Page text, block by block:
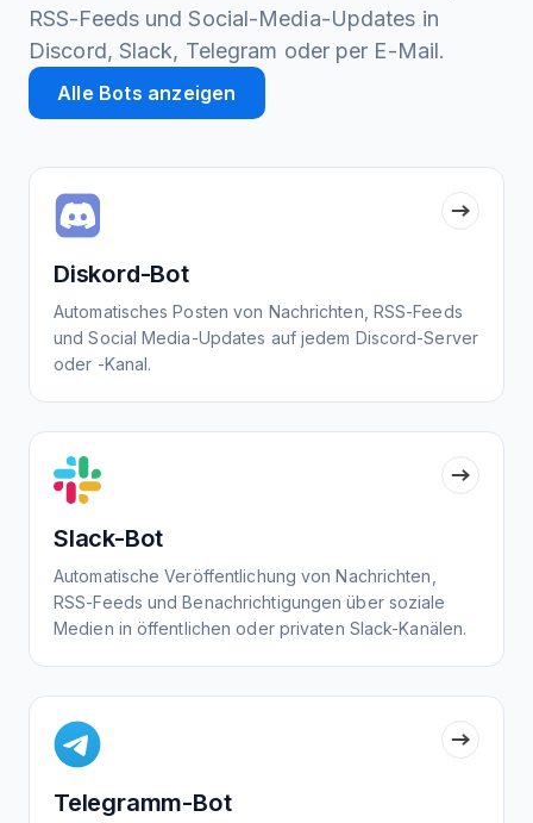
RSS-Feeds und Social-Media-Updates in
Discord, Slack, Telegram oder per E-Mail.
Alle Bots anzeigen
Diskord-Bot
Automatisches Posten von Nachrichten, RSS-Feeds
und Social Media-Updates auf jedem Discord-Server
oder -Kanal.
Slack-Bot
Automatische Veröffentlichung von Nachrichten,
RSS-Feeds und Benachrichtigungen über soziale
Medien in öffentlichen oder privaten Slack-Kanälen.
Telegramm-Bot